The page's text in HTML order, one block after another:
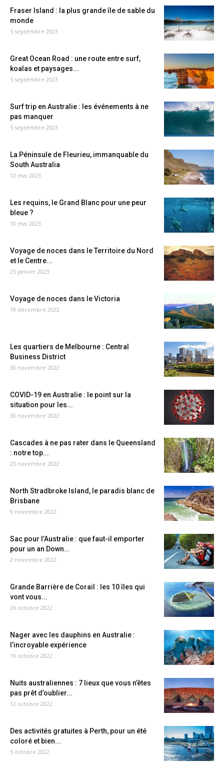
Fraser Island : la plus grande île de sable du
monde
5 septembre 2023
Great Ocean Road : une route entre surf,
koalas et paysages...
5 septembre 2023
Surf trip en Australie : les événements à ne
pas manquer
5 septembre 2023
La Péninsule de Fleurieu, immanquable du
South Australia
12 mai 2023
Les requins, le Grand Blanc pour une peur
bleue ?
10 mai 2023
Voyage de noces dans le Territoire du Nord
et le Centre...
25 janvier 2023
Voyage de noces dans le Victoria
19 décembre 2022
Les quartiers de Melbourne : Central
Business District
30 novembre 2022
COVID-19 en Australie : le point sur la
situation pour les...
30 novembre 2022
Cascades à ne pas rater dans le Queensland
: notre top...
23 novembre 2022
North Stradbroke Island, le paradis blanc de
Brisbane
9 novembre 2022
Sac pour l’Australie : que faut-il emporter
pour un an Down...
2 novembre 2022
Grande Barrière de Corail : les 10 îles qui
vont vous...
26 octobre 2022
Nager avec les dauphins en Australie :
l’incroyable expérience
19 octobre 2022
Nuits australiennes : 7 lieux que vous n’êtes
pas prêt d’oublier...
12 octobre 2022
Des activités gratuites à Perth, pour un été
coloré et bien...
5 octobre 2022